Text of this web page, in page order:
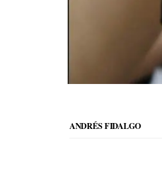
ANDRÉS FIDALGO